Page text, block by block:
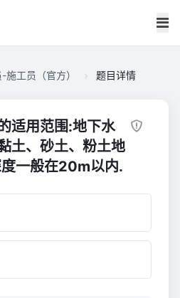
施工员（官方） 题目详情
适用范围:地下水
土、砂土、粉土地
一般在20m以内.